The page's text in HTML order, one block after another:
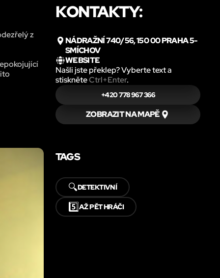
z
KONTAKTY:
NÁDRAŽNÍ 740/56, 150 00 PRAHA 5-
SMÍCHOV
WEBSITE
Našli jste překlep? Vyberte text a
stiskněteCtrl+Enter.
+420 778 967 366
ZOBRAZIT NA MAPĚ
TAGS
🔍DETEKTIVNÍ
5️⃣AŽ PĚT HRÁČI